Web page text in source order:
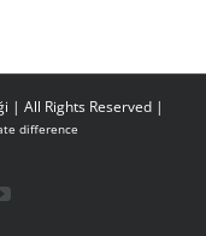
| All Rights Reserved |
difference
YouTube